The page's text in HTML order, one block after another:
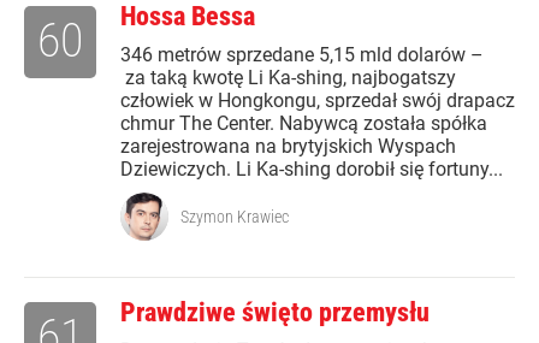
Hossa Bessa
346 metrów sprzedane 5,15 mld dolarów –
za taką kwotę Li Ka-shing, najbogatszy
człowiek w Hongkongu, sprzedał swój drapacz
chmur The Center. Nabywcą została spółka
zarejestrowana na brytyjskich Wyspach
Dziewiczych. Li Ka-shing dorobił się fortuny...
60
Szymon Krawiec
Prawdziwe święto przemysłu